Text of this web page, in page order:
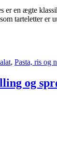
er en ægte
tarteletter
, Pasta, ris og
og